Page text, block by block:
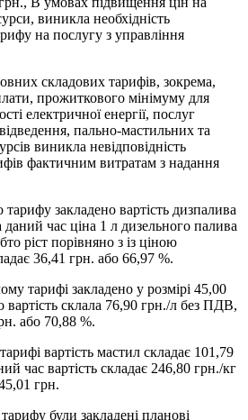
виникла необхідність
на послугу з управління
складових тарифів, зокрема,
прожиткового мінімуму для
електричної енергії, послуг
пально-мастильних та
виникла невідповідність
фактичним витратам з надання
тарифу закладено вартість дизпалива
даний час ціна 1 л дизельного палива
ріст порівняно з із ціною
36,41 грн. або 66,97 %.
тарифі закладено у розмірі 45,00
вартість склала 76,90 грн./л без ПДВ,
або 70,88 %.
вартість мастил складає 101,79
час вартість складає 246,80 грн./кг
грн.
були закладені планові